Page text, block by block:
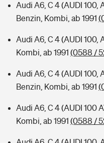
Audi A6, C 4 (AUDI 100,
Benzin, Kombi, ab 1991
Audi A6, C 4 (AUDI 100,
Kombi, ab 1991 (0588 /
Audi A6, C 4 (AUDI 100,
Benzin, Kombi, ab 1991
Audi A6, C 4 (AUDI 100
Kombi, ab 1991 (0588 /